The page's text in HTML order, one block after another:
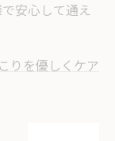
安心して通え
りを優しくケア